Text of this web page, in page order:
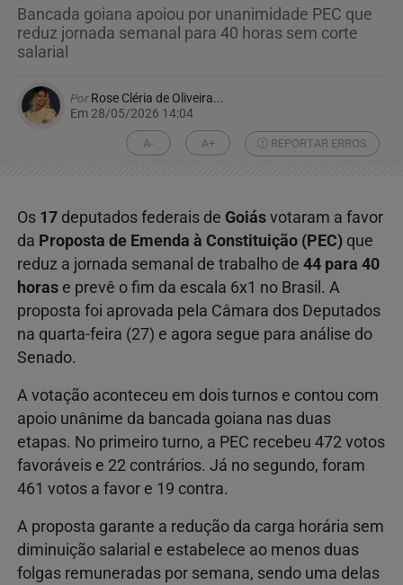
Bancada goiana apoiou por unanimidade PEC que
reduz jornada semanal para 40 horas sem corte
salarial
PorRose Cléria de Oliveira...
Em 28/05/2026 14:04
A- A+ REPORTAR ERROS
Os 17 deputados federais de Goiás votaram a favor
da Proposta de Emenda à Constituição (PEC) que
reduz a jornada semanal de trabalho de 44 para 40
horas e prevê o fim da escala 6x1 no Brasil. A
proposta foi aprovada pela Câmara dos Deputados
na quarta-feira (27) e agora segue para análise do
Senado.
A votação aconteceu em dois turnos e contou com
apoio unânime da bancada goiana nas duas
etapas. No primeiro turno, a PEC recebeu 472 votos
favoráveis e 22 contrários. Já no segundo, foram
461 votos a favor e 19 contra.
A proposta garante a redução da carga horária sem
diminuição salarial e estabelece ao menos duas
folgas remuneradas por semana, sendo uma delas